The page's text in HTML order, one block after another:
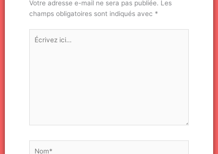
Votre adresse e-mail ne sera pas publiée. Les
champs obligatoires sont indiqués avec *
Écrivez
ici…